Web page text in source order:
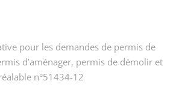
pour les demandes de permis de
d’aménager, permis de démolir et
n°51434-12